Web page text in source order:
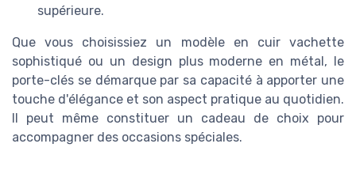
supérieure.
Que vous choisissiez un modèle en cuir vachette
sophistiqué ou un design plus moderne en métal, le
porte-clés se démarque par sa capacité à apporter une
touche d'élégance et son aspect pratique au quotidien.
Il peut même constituer un cadeau de choix pour
accompagner des occasions spéciales.